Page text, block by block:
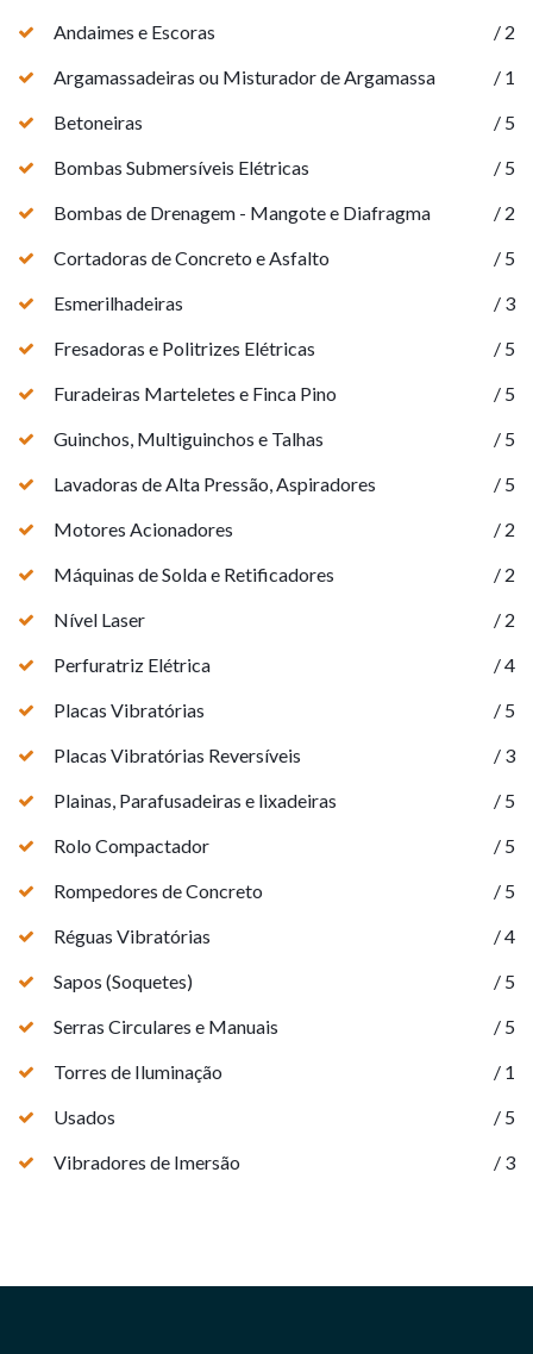
Andaimes e Escoras
/ 2
Argamassadeiras ou Misturador de Argamassa
/ 1
Betoneiras
/ 5
Bombas Submersíveis Elétricas
/ 5
Bombas de Drenagem - Mangote e Diafragma
/ 2
Cortadoras de Concreto e Asfalto
/ 5
Esmerilhadeiras
/ 3
Fresadoras e Politrizes Elétricas
/ 5
Furadeiras Marteletes e Finca Pino
/ 5
Guinchos, Multiguinchos e Talhas
/ 5
Lavadoras de Alta Pressão, Aspiradores
/ 5
Motores Acionadores
/ 2
Máquinas de Solda e Retificadores
/ 2
Nível Laser
/ 2
Perfuratriz Elétrica
/ 4
Placas Vibratórias
/ 5
Placas Vibratórias Reversíveis
/ 3
Plainas, Parafusadeiras e lixadeiras
/ 5
Rolo Compactador
/ 5
Rompedores de Concreto
/ 5
Réguas Vibratórias
/ 4
Sapos (Soquetes)
/ 5
Serras Circulares e Manuais
/ 5
Torres de Iluminação
/ 1
Usados
/ 5
Vibradores de Imersão
/ 3